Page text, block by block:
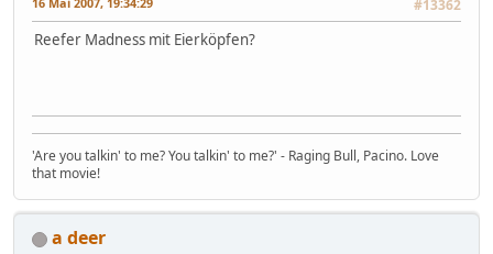
#13362
Reefer Madness mit Eierköpfen?
'Are you talkin' to me? You talkin' to me?' - Raging Bull, Pacino. Love
that movie!
a deer